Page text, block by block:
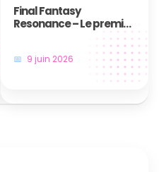
Final Fantasy
Resonance – Le premier
jeu en HD-2D de la saga
annoncé au Nintendo
Direct9 juin 2026